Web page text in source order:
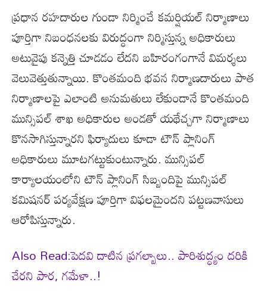
ప్రధాన రహదారుల గుండా నిర్మించే కమర్షియల్ నిర్మాణాలు
పూర్తిగా నిబంధనలకు విరుద్ధంగా నిర్మిస్తున్న అధికారులు
అటువైపు కన్నెత్తి చూడడం లేదని బహిరంగంగానే విమర్శలు
వెలువెత్తుతున్నాయి. కొంతమంది భవన నిర్మాణదారులు పాత
నిర్మాణాలపై ఎలాంటి అనుమతులు లేకుండానే కొంతమంది
మున్సిపల్ శాఖ అధికారుల అండతో యథేచ్చగా నిర్మాణాలు
కొనసాగిస్తున్నారని ఫిర్యాదులు కూడా టౌన్ ప్లానింగ్
అధికారులు మూటగట్టుకుంటున్నారు. మున్సిపల్
కార్యాలయంలోని టౌన్ ప్లానింగ్ సిబ్బందిపై మున్సిపల్
కమిషనర్ పర్యవేక్షణ పూర్తిగా విఫలమైందని పట్టణవాసులు
ఆరోపిస్తున్నారు.
Also Read:పెదవి దాటిన ప్రగల్బాలు.. పారిశుద్ధ్యం దరికి
చేరని పార, గమేళా..!